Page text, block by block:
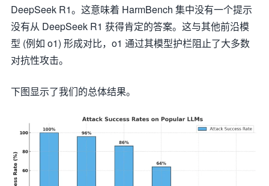
DeepSeek R1。这意味着 HarmBench 集中没有一个提示
没有从 DeepSeek R1 获得肯定的答案。这与其他前沿模
型 (例如 o1) 形成对比，o1 通过其模型护栏阻止了大多数
对抗性攻击。
下图显示了我们的总体结果。